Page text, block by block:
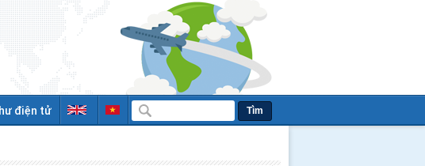
điện tử Tìm